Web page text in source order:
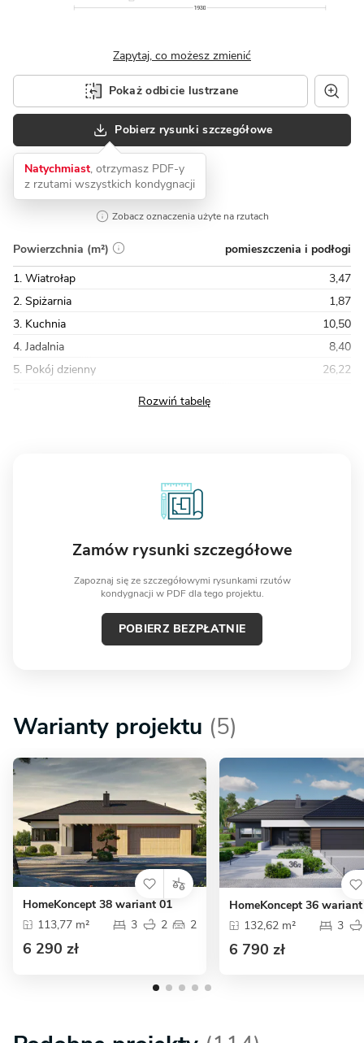
Zapytaj, co możesz zmienić
Pokaż odbicie lustrzane
Pobierz rysunki szczegółowe
Natychmiast, otrzymasz PDF-y
z rzutami wszystkich kondygnacji
Zobacz oznaczenia użyte na rzutach
Powierzchnia (m²)
pomieszczenia i podłogi
1. Wiatrołap
3,47
2. Spiżarnia
1,87
3. Kuchnia
10,50
4. Jadalnia
8,40
5. Pokój dzienny
26,22
Zamów rysunki szczegółowe
Zapoznaj się ze szczegółowymi rysunkami rzutów
kondygnacji w PDF dla tego projektu.
POBIERZ BEZPŁATNIE
Warianty projektu (5)
HomeKoncept 38 wariant 01
113,77 m²
3 2 2
6 290 zł
HomeKoncept 36
132,62 m²
3
6 790 zł